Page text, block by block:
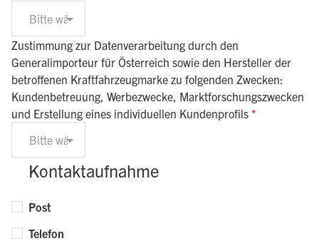
Bitte wählen
Zustimmung zur Datenverarbeitung durch den
Generalimporteur für Österreich sowie den Hersteller der
betroffenen Kraftfahrzeugmarke zu folgenden Zwecken:
Kundenbetreuung, Werbezwecke, Marktforschungszwecken
und Erstellung eines individuellen Kundenprofils *
Bitte wählen
Kontaktaufnahme
Post
Telefon